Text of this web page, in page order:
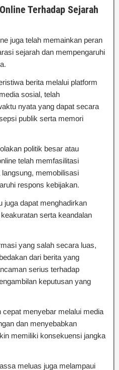
Terhadap Sejarah
juga telah memainkan peran
sejarah dan mempengaruhi
berita melalui platform
sosial, telah
nyata yang dapat secara
publik serta memori
politik besar atau
telah memfasilitasi
memobilisasi
respons kebijakan.
juga dapat menghadirkan
serta keandalan
yang salah secara luas,
dari berita yang
serius terhadap
keputusan yang
menyebar melalui media
dan menyebabkan
memiliki konsekuensi jangka
meluas juga melampaui